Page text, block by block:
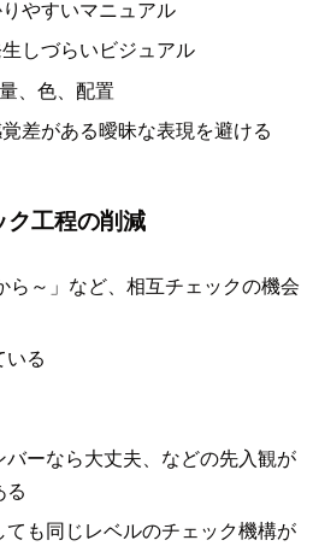
やすいマニュアル
しづらいビジュアル
、色、配置
差がある曖昧な表現を避ける
工程の削減
ら～」など、相互チェックの機会
いる
ーなら大丈夫、などの先入観が
る
ても同じレベルのチェック機構が